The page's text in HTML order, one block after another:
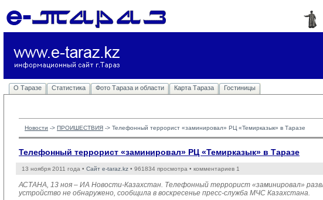
О Таразе Статистика Фото Тараза и области Карта Тараза Гостиницы
Новости -> ПРОИШЕСТВИЯ -> Телефонный террорист «заминировал» РЦ «Темирказык» в Таразе
Телефонный террорист «заминировал» РЦ «Темирказык» в Таразе
13 ноября 2011 года • Сайт e-taraz.kz • 961834 просмотра • комментариев 1
АСТАНА, 13 ноя – ИА Новости-Казахстан. Телефонный террорист «заминировал»
устройство не обнаружено, сообщила в воскресенье пресс-служба МЧС Казахстана.